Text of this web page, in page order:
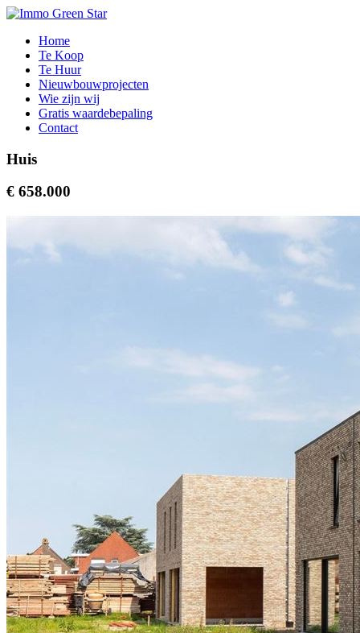
Home
Te Koop
Te Huur
Nieuwbouwprojecten
Wie zijn wij
Gratis waardebepaling
Contact
Huis
€ 658.000